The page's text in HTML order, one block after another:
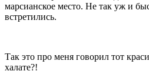
марсианское место. Не так уж и
встретились.
Так это про меня говорил тот
халате?!